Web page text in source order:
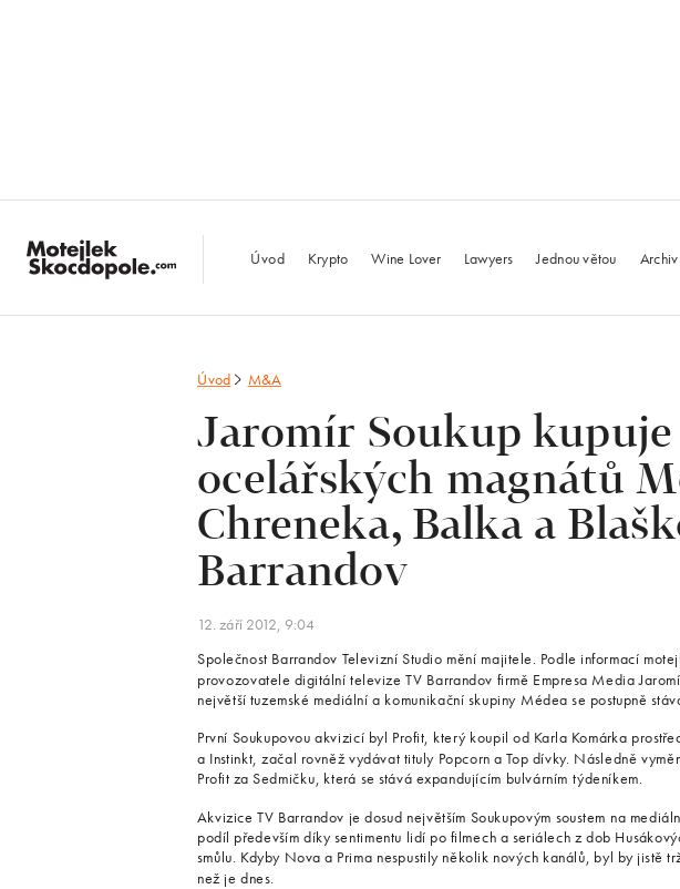
MotejlekSkocdopole.com
Úvod Krypto Wine Lover Lawyers Jednou větou Archiv
Úvod M&A
Jaromír Soukup kupuje
ocelářských magnátů
Chreneka, Balka a
Barrandov
12. září 2012, 9:04
Společnost Barrandov Televizní Studio mění majitele. Podle informací
provozovatele digitální televize TV Barrandov firmě Empresa Media
největší tuzemské mediální a komunikační skupiny Médea se postupně
První Soukupovou akvizicí byl Profit, který koupil od Karla Komárka
a Instinkt, začal rovněž vydávat tituly Popcorn a Top dívky. Následně
Profit za Sedmičku, která se stává expandujícím bulvárním týdeníkem.
Akvizice TV Barrandov je dosud největším Soukupovým soustem na
podíl především díky sentimentu lidí po filmech a seriálech z dob
smůlu. Kdyby Nova a Prima nespustily několik nových kanálů, byl by jistě
než je dnes.